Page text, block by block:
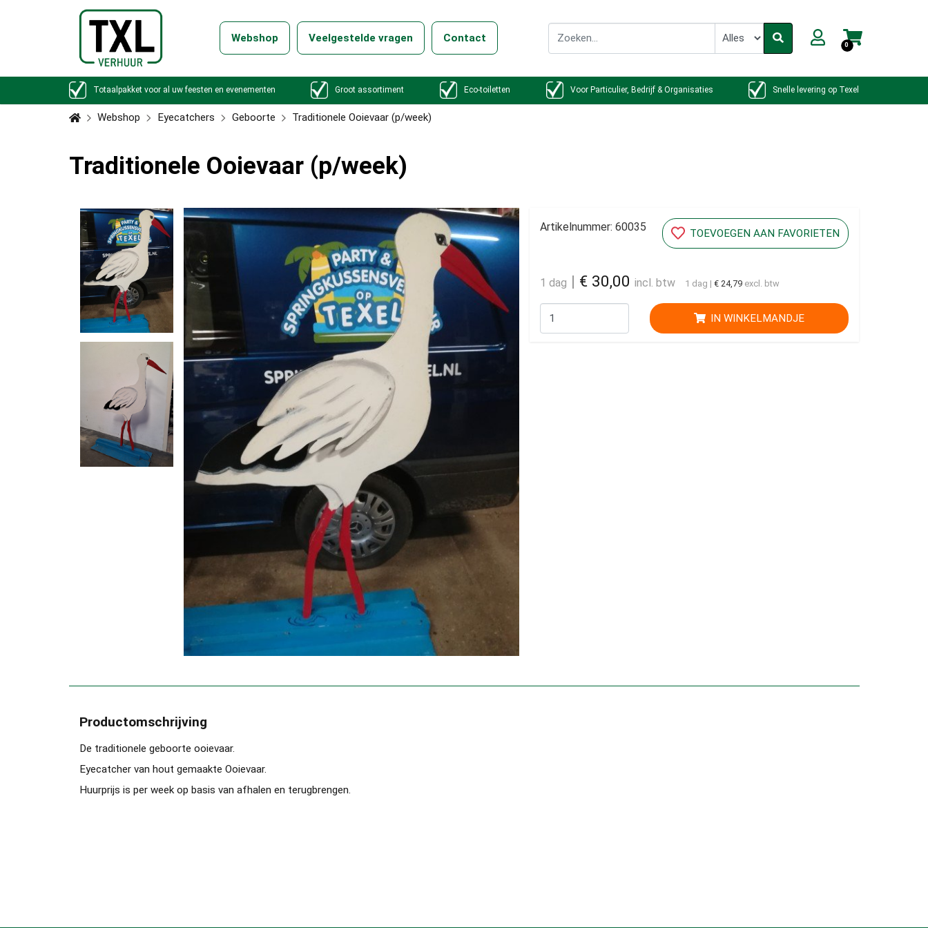
0
Webshop Veelgestelde vragen Contact
Totaalpakket voor al uw feesten en evenementen Groot assortiment Eco-toiletten Voor Particulier, Bedrijf & Organisaties Snelle levering op Texel
Webshop Eyecatchers Geboorte Traditionele Ooievaar (p/week)
Traditionele Ooievaar (p/week)
Artikelnummer: 60035
1 dag | € 30,00 incl. btw 1 dag | € 24,79 excl. btw
IN WINKELMANDJE
TOEVOEGEN AAN FAVORIETEN
Productomschrijving
De traditionele geboorte ooievaar.
Eyecatcher van hout gemaakte Ooievaar.
Huurprijs is per week op basis van afhalen en terugbrengen.